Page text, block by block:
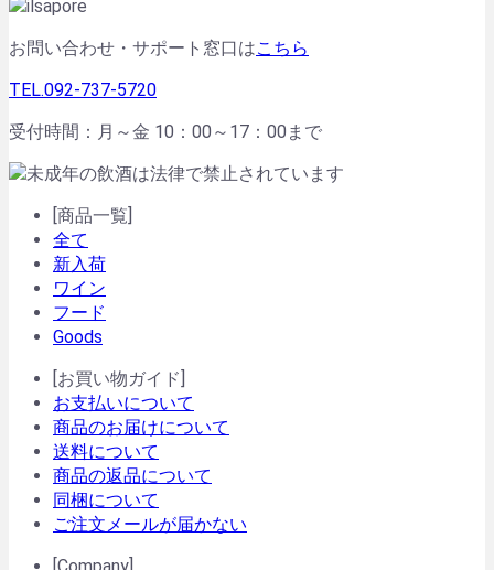
お問い合わせ・サポート窓口はこちら
TEL.092-737-5720
受付時間：月～金 10：00～17：00まで
[商品一覧]
全て
新入荷
ワイン
フード
Goods
[お買い物ガイド]
お支払いについて
商品のお届けについて
送料について
商品の返品について
同梱について
ご注文メールが届かない